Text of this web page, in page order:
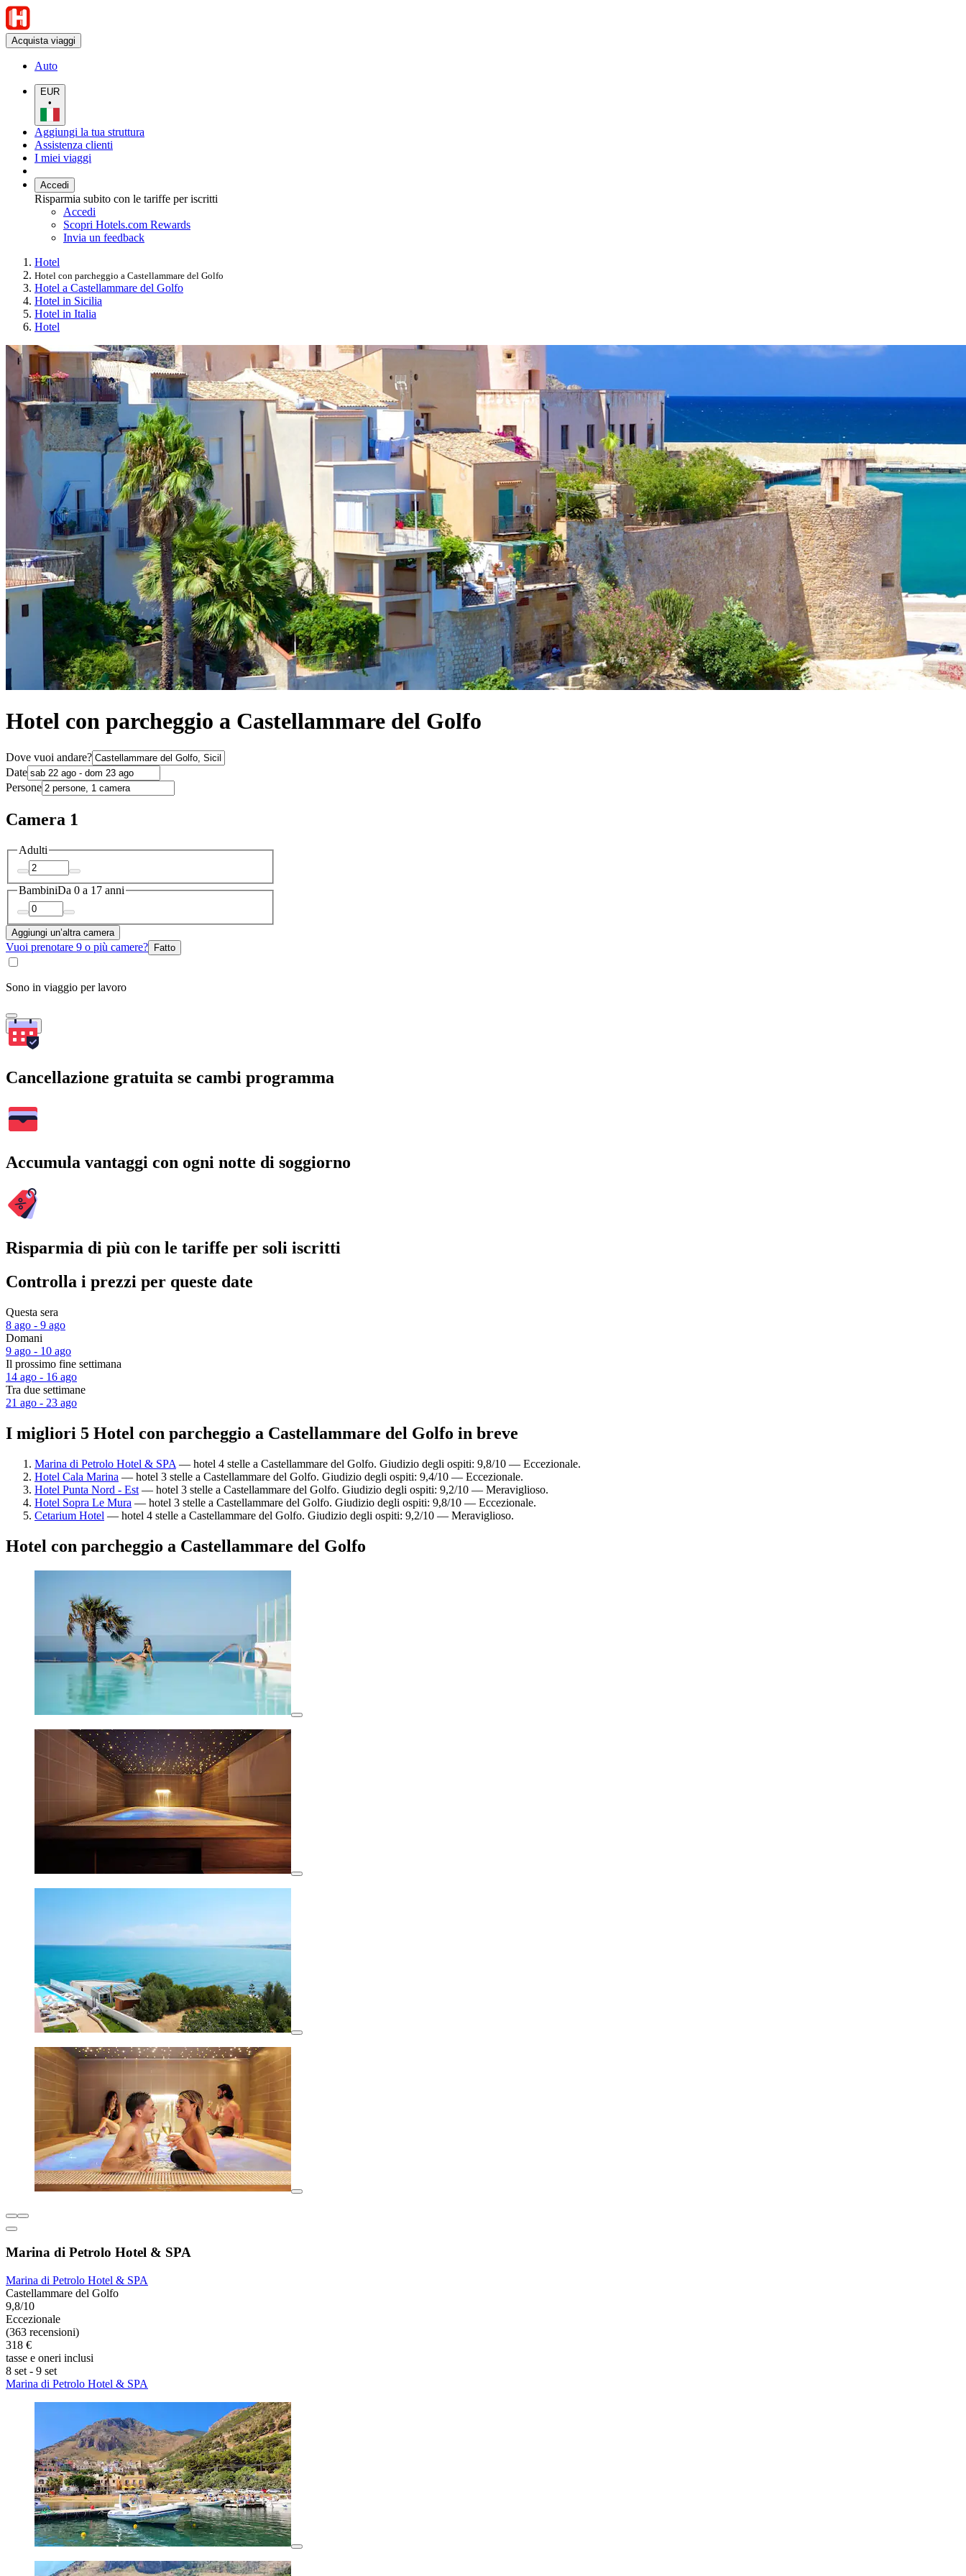
Acquista viaggi
Auto
EUR
•
Aggiungi la tua struttura
Assistenza clienti
I miei viaggi
Accedi
Risparmia subito con le tariffe per iscritti
Accedi
Scopri Hotels.com Rewards
Invia un feedback
Hotel
Hotel con parcheggio a Castellammare del Golfo
Hotel a Castellammare del Golfo
Hotel in Sicilia
Hotel in Italia
Hotel
Hotel con parcheggio a Castellammare del Golfo
Dove vuoi andare?
Date
Persone
Camera 1
Adulti
BambiniDa 0 a 17 anni
Aggiungi un’altra camera
Vuoi prenotare 9 o più camere? Fatto
Sono in viaggio per lavoro
Cerca
Cancellazione gratuita se cambi programma
Accumula vantaggi con ogni notte di soggiorno
Risparmia di più con le tariffe per soli iscritti
Controlla i prezzi per queste date
Questa sera
8 ago - 9 ago
Domani
9 ago - 10 ago
Il prossimo fine settimana
14 ago - 16 ago
Tra due settimane
21 ago - 23 ago
I migliori 5 Hotel con parcheggio a Castellammare del Golfo in breve
Marina di Petrolo Hotel & SPA — hotel 4 stelle a Castellammare del Golfo. Giudizio degli ospiti: 9,8/10 — Eccezionale.
Hotel Cala Marina — hotel 3 stelle a Castellammare del Golfo. Giudizio degli ospiti: 9,4/10 — Eccezionale.
Hotel Punta Nord - Est — hotel 3 stelle a Castellammare del Golfo. Giudizio degli ospiti: 9,2/10 — Meraviglioso.
Hotel Sopra Le Mura — hotel 3 stelle a Castellammare del Golfo. Giudizio degli ospiti: 9,8/10 — Eccezionale.
Cetarium Hotel — hotel 4 stelle a Castellammare del Golfo. Giudizio degli ospiti: 9,2/10 — Meraviglioso.
Hotel con parcheggio a Castellammare del Golfo
Marina di Petrolo Hotel & SPA
Marina di Petrolo Hotel & SPA
Castellammare del Golfo
9,8/10
Eccezionale
(363 recensioni)
318 €
tasse e oneri inclusi
8 set - 9 set
Marina di Petrolo Hotel & SPA